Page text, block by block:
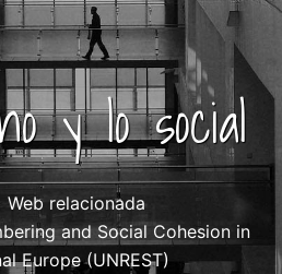
y lo social
Web relacionada
and Social Cohesion in
Europe (UNREST)